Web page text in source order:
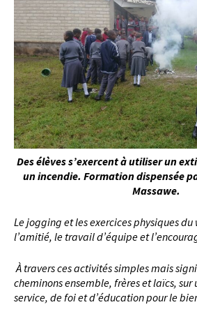
Des élèves s’exercent à utiliser un
un incendie. Formation dispensée
Massawe.
Le jogging et les exercices physiques
l’amitié, le travail d’équipe et
À travers ces activités simples mais
cheminons ensemble, frères et laïcs,
service, de foi et d’éducation pour le